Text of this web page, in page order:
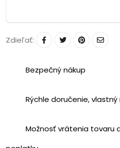
Zdieľať:
Bezpečný nákup
Rýchle doručenie, vlastný
Možnosť vrátenia tovaru